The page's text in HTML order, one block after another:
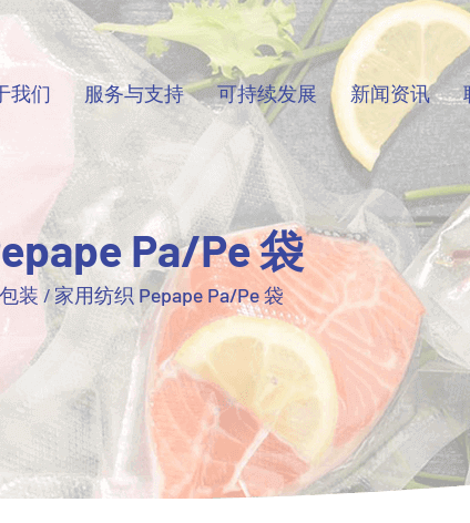
我们 服务与支持 可持续发展 新闻资讯
Pa/Pe 袋
装 /家用纺织 Pepape Pa/Pe 袋